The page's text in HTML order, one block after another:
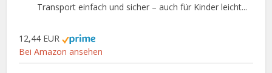
Transport einfach und sicher – auch für Kinder leicht...
12,44 EUR
Bei Amazon ansehen